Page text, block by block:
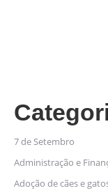
7 de Setembro
Administração e
Adoção de cães e